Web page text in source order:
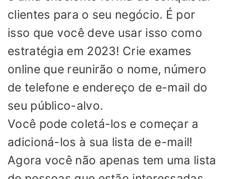
clientes para o seu negócio. É por
isso que você deve usar isso como
estratégia em 2023! Crie exames
online que reunirão o nome, número
de telefone e endereço de e-mail do
seu público-alvo.
Você pode coletá-los e começar a
adicioná-los à sua lista de e-mail!
Agora você não apenas tem uma lista